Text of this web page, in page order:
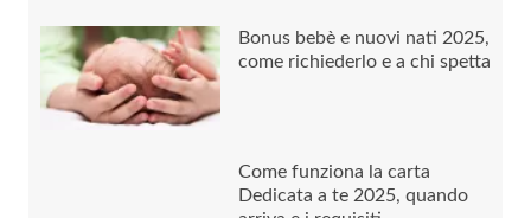
Bonus bebè e nuovi nati 2025,
come richiederlo e a chi spetta
Come funziona la carta
Dedicata a te 2025, quando